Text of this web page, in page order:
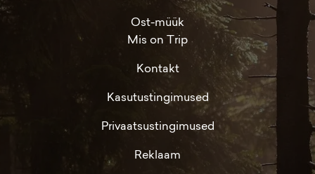
Ost-müük
Mis on Trip
Kontakt
Kasutustingimused
Privaatsustingimused
Reklaam